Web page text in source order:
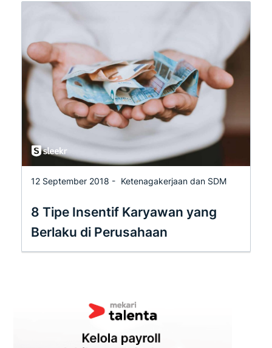
12 September 2018 - Ketenagakerjaan dan SDM
8 Tipe Insentif Karyawan yang
Berlaku di Perusahaan